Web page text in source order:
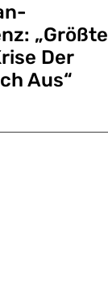
„Größte
Der
Aus“